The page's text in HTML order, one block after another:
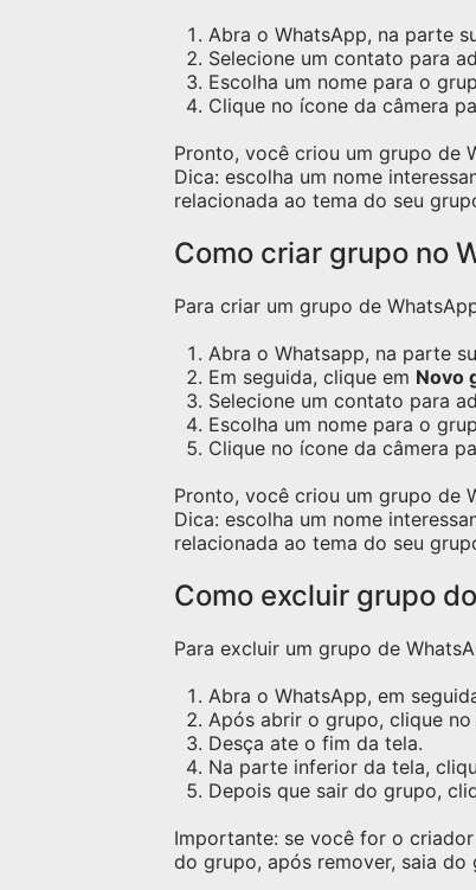
Abra o WhatsApp, na parte
Selecione um contato para
Escolha um nome para o
Clique no ícone da câmera
Pronto, você criou um grupo de
Dica: escolha um nome
relacionada ao tema do seu
Como criar grupo no
Para criar um grupo de
Abra o Whatsapp, na parte
Em seguida, clique em Novo
Selecione um contato para
Escolha um nome para o
Clique no ícone da câmera
Pronto, você criou um grupo de
Dica: escolha um nome
relacionada ao tema do seu
Como excluir grupo
Para excluir um grupo de
Abra o WhatsApp, em
Após abrir o grupo, clique
Desça ate o fim da tela.
Na parte inferior da tela,
Depois que sair do grupo,
Importante: se você for o
do grupo, após remover, saia do